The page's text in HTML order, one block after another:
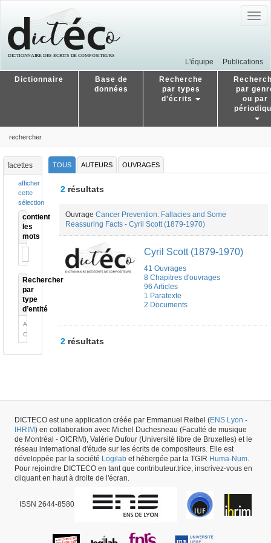
L'équipe Publications
Dictionnaire
Base de
données
Recherche
par types
d'écrits
par
ou par
rechercher
facettes
afficher
cette
sélection
contient
les
mots
Rechercher
par
type
d’entité
Auteur
Ouvrage
TOUS AUTEURS OUVRAGES
2résultats
Ouvrage Cancer Prevention: Fallacies and Some
Reassuring Facts - Cyril Scott (1879-1970)
Cyril Scott (1879-1970)
41 Ouvrages
8 Chapitres d'ouvrages
96 Articles
1 Paratexte
2 Documents
2résultats
DICTECO est une application créée par Emmanuel Reibel (ENS Lyon -
IHRIM) en collaboration avec Michel Duchesneau (Faculté de musique
de Montréal - OICRM), Valérie Dufour (Université libre de Bruxelles) et le
réseau international d'étude sur les écrits de compositeurs. Elle est
développée par la société Logilab et hébergée par la TGIR Huma-Num
Pour rejoindre DICTECO en tant que contributeur.trice, inscrivez-vous en
cliquant en haut à droite de l'écran.
ISSN 2644-8580